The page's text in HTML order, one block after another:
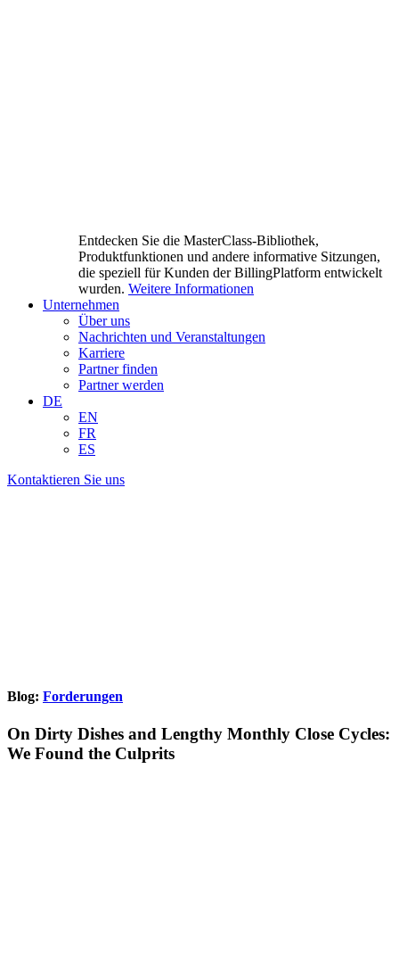
Entdecken Sie die MasterClass-Bibliothek,
Produktfunktionen und andere informative Sitzungen,
die speziell für Kunden der BillingPlatform entwickelt
wurden. Weitere Informationen
Unternehmen
Über uns
Nachrichten und Veranstaltungen
Karriere
Partner finden
Partner werden
DE
EN
FR
ES
Kontaktieren Sie uns
Blog: Forderungen
On Dirty Dishes and Lengthy Monthly Close Cycles:
We Found the Culprits